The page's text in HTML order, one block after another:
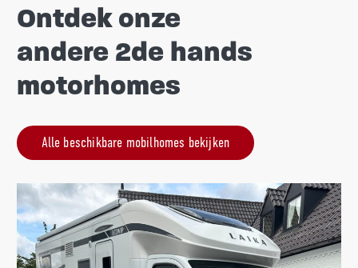
Ontdek onze
andere 2de hands
motorhomes
Alle beschikbare mobilhomes bekijken